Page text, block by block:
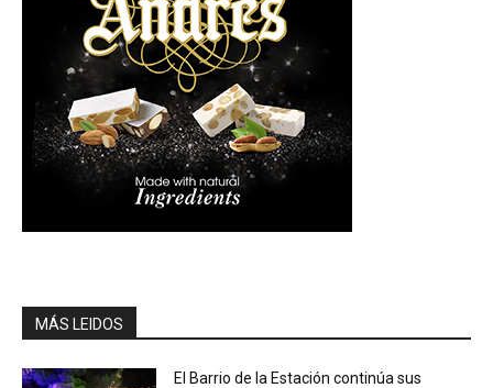
MÁS LEIDOS
El Barrio de la Estación continúa sus